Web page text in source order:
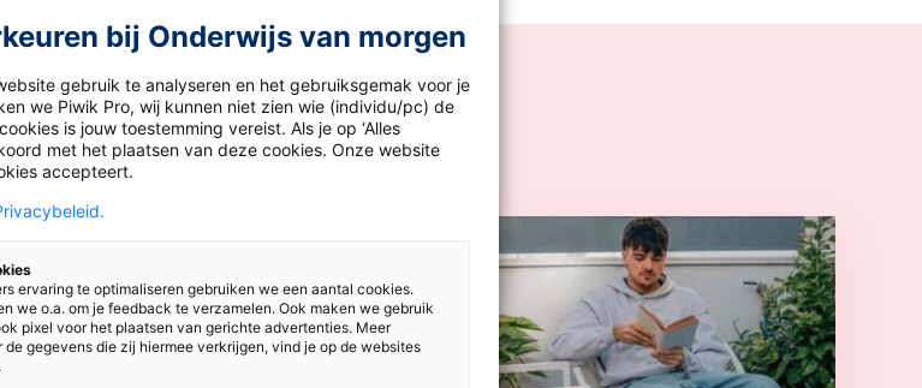
bij Onderwijs van morgen
gebruik te analyseren en het gebruiksgemak voor je
we Piwik Pro, wij kunnen niet zien wie (individu/pc) de
is jouw toestemming vereist. Als je op ‘Alles
met het plaatsen van deze cookies. Onze website
accepteert.
ervaring te optimaliseren gebruiken we een aantal cookies.
we o.a. om je feedback te verzamelen. Ook maken we gebruik
pixel voor het plaatsen van gerichte advertenties. Meer
de gegevens die zij hiermee verkrijgen, vind je op de websites